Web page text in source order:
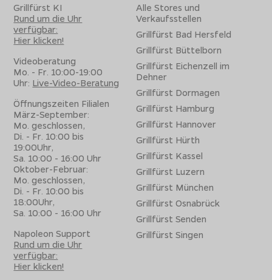
Grillfürst KI
Rund um die Uhr
verfügbar:
Hier klicken!
Videoberatung
Mo. - Fr. 10:00-19:00
Uhr: Live-Video-Beratung
Öffnungszeiten Filialen
März-September:
Mo. geschlossen,
Di. - Fr. 10:00 bis
19:00Uhr,
Sa. 10:00 - 16:00 Uhr
Oktober-Februar:
Mo. geschlossen,
Di. - Fr. 10:00 bis
18:00Uhr,
Sa. 10:00 - 16:00 Uhr
Napoleon Support
Rund um die Uhr
verfügbar:
Hier klicken!
Alle Stores und
Verkaufsstellen
Grillfürst Bad Hersfeld
Grillfürst Büttelborn
Grillfürst Eichenzell im
Dehner
Grillfürst Dormagen
Grillfürst Hamburg
Grillfürst Hannover
Grillfürst Hürth
Grillfürst Kassel
Grillfürst Luzern
Grillfürst München
Grillfürst Osnabrück
Grillfürst Senden
Grillfürst Singen